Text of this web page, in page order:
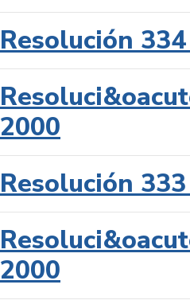
Resolución
2000
Resolución
2000